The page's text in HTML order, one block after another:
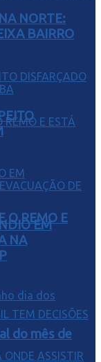
O REMO E
NORTE:
BAIRRO
EM
NA
do mês de